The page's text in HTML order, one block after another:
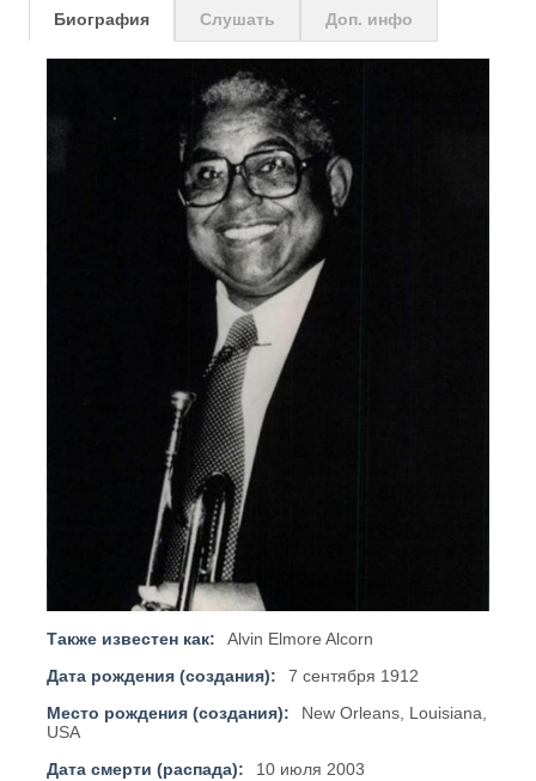
Биография Слушать Доп. инфо
Также известен как:
Alvin Elmore Alcorn
Дата рождения (создания):
7 сентября 1912
Место рождения (создания):
New Orleans, Louisiana,
USA
Дата смерти (распада):
10 июля 2003